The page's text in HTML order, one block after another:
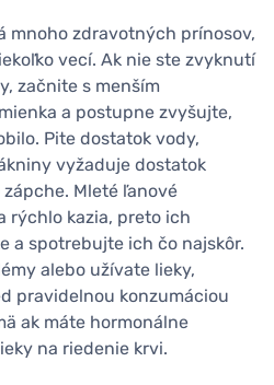
mnoho zdravotných prínosov,
vecí. Ak nie ste zvyknutí
začnite s menším
a postupne zvyšujte,
Pite dostatok vody,
vyžaduje dostatok
Mleté ľanové
rýchlo kazia, preto ich
a spotrebujte ich čo najskôr.
alebo užívate lieky,
pravidelnou konzumáciou
ak máte hormonálne
na riedenie krvi.